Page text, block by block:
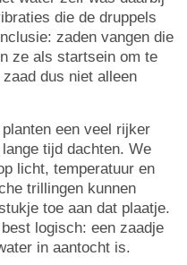
die de druppels
zaden vangen die
ze als startsein om te
dus niet alleen
een veel rijker
tijd dachten. We
licht, temperatuur en
trillingen kunnen
toe aan dat plaatje.
logisch: een zaadje
in aantocht is.